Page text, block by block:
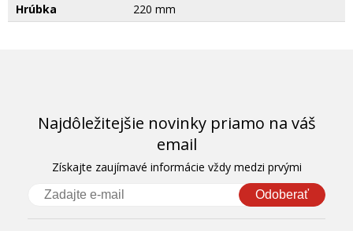
Hrúbka
220 mm
Najdôležitejšie novinky priamo na váš
email
Získajte zaujímavé informácie vždy medzi prvými
Odoberať